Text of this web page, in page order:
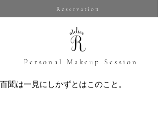
Reservation
​Personal Makeup Session
百聞は一見にしかずとはこのこと。